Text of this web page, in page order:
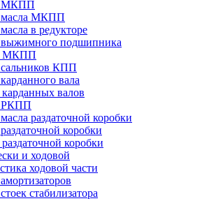
МКПП
масла МКПП
в редукторе
выжимного подшипника
МКПП
КПП
вала
валов
РКПП
раздаточной коробки
коробки
коробки
и ходовой
ходовой части
стабилизатора